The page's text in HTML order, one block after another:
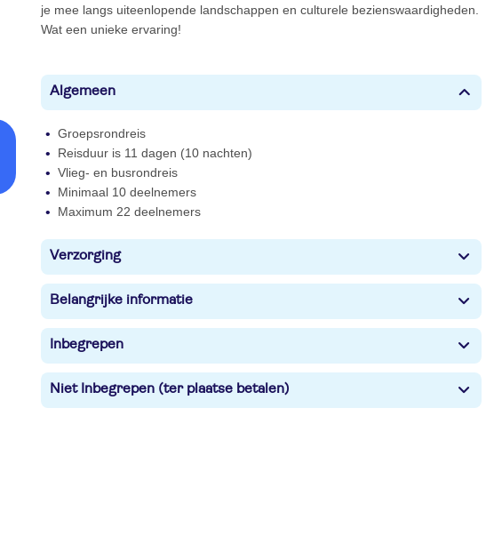
je mee langs uiteenlopende landschappen en culturele bezienswaardigheden.
Wat een unieke ervaring!
Algemeen
Groepsrondreis
Reisduur is 11 dagen (10 nachten)
Vlieg- en busrondreis
Minimaal 10 deelnemers
Maximum 22 deelnemers
Verzorging
Belangrijke informatie
Inbegrepen
Niet Inbegrepen (ter plaatse betalen)